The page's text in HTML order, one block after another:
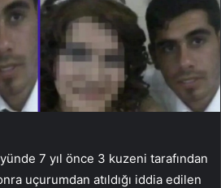
7 yıl önce 3 kuzeni tarafından
uçurumdan atıldığı iddia edilen